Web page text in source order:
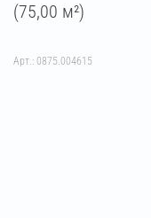
(75,00 м²)
Арт.: 0875.004615